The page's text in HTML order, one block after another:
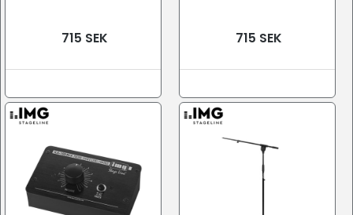
715 SEK 715 SEK